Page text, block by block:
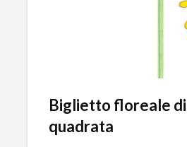
Biglietto floreale
quadrata